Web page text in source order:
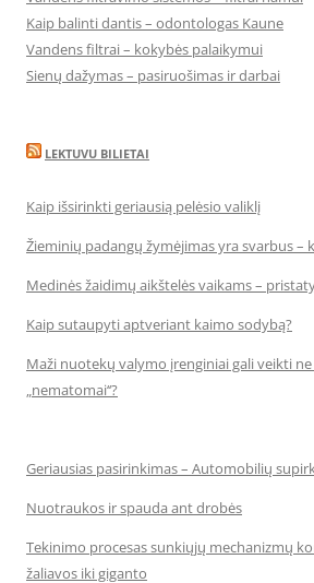
Kaip balinti dantis – odontologas Kaune
Vandens filtrai – kokybės palaikymui
Sienų dažymas – pasiruošimas ir darbai
LEKTUVU BILIETAI
Kaip išsirinkti geriausią pelėsio valiklį
Žieminių padangų žymėjimas yra svarbus –
Medinės žaidimų aikštelės vaikams –
Kaip sutaupyti aptveriant kaimo sodybą?
Maži nuotekų valymo įrenginiai gali veikti
„nematomai‘‘?
Geriausias pasirinkimas – Automobilių
Nuotraukos ir spauda ant drobės
Tekinimo procesas sunkiųjų mechanizmų
žaliavos iki giganto